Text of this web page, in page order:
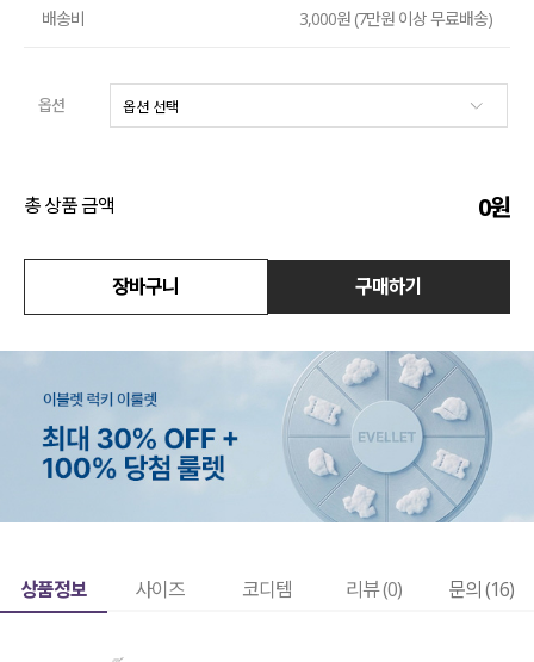
코디템
배송비 3,000원 (7만원 이상 무료배송)
옵션
총 상품 금액 0원
장바구니 구매하기
상품정보 사이즈 코디템 리뷰 (0) 문의 (16)